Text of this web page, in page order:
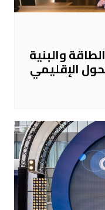
والبنية
الإقليمي